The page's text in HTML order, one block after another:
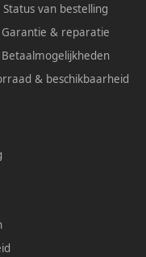
Status van bestelling
Garantie & reparatie
Betaalmogelijkheden
& beschikbaarheid